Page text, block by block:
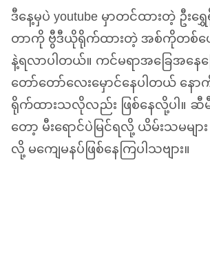
ဒီနေ့မှပဲ youtube မှာတင်ထားတဲ့ ဦးရွှ
တာကို ဗွီဒီယိုရိုက်ထားတဲ့ အစ်ကိုတစ်ယ
နဲ့ရလာပါတယ်။ ကင်မရာအခြေအနေ
တော်တော်လေးမှောင်နေပါတယ် န
ရိုက်ထားသလိုလည်း ဖြစ်နေလို့ပါ။
တော့ မီးရောင်ပဲမြင်ရလို့ ယိမ်းသမမျ
လို့ မကျေမနပ်ဖြစ်နေကြပါသဗျား။